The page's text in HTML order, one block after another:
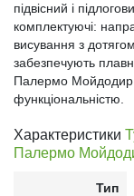
підвісний і
комплектуючі:
висування з
забезпечують
Палермо Мойдодир,
функціональністю.
Характеристики
Палермо
Тип